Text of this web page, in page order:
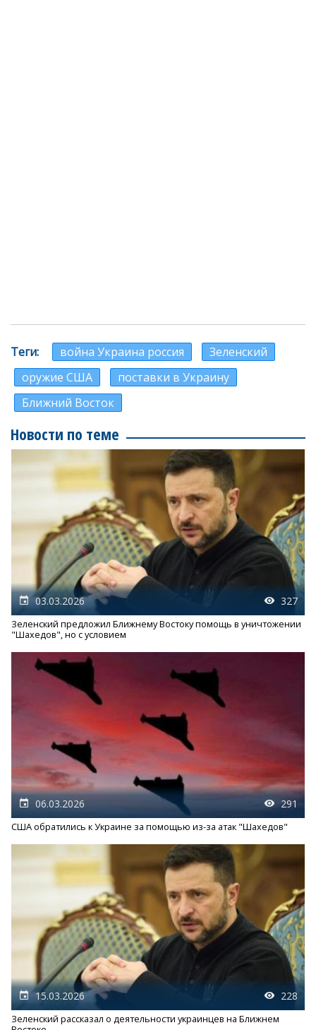
Теги война Украина россия
Зеленский
оружие США
поставки в Украину
Ближний Восток
Новости по теме
03.03.2026 327
Зеленский предложил Ближнему Востоку помощь в уничтожении
"Шахедов", но с условием
06.03.2026 291
США обратились к Украине за помощью из-за атак "Шахедов"
15.03.2026 228
Зеленский рассказал о деятельности украинцев на Ближнем